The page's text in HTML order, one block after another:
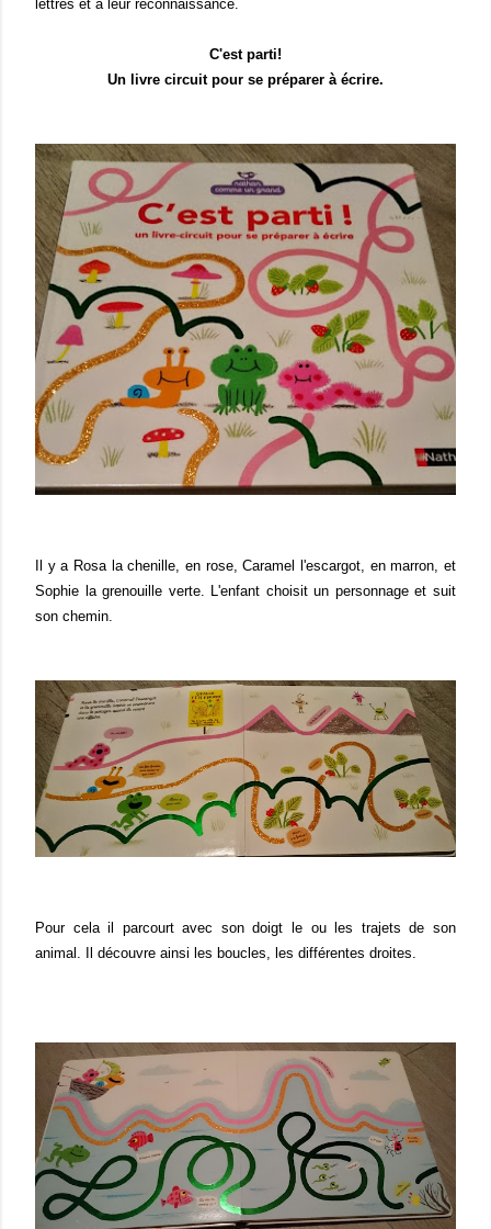
lettres et à leur reconnaissance.
C'est parti!
Un livre circuit pour se préparer à écrire.
Il y a Rosa la chenille, en rose, Caramel l'escargot, en marron, et
Sophie la grenouille verte. L'enfant choisit un personnage et suit
son chemin.
Pour cela il parcourt avec son doigt le ou les trajets de son
animal. Il découvre ainsi les boucles, les différentes droites.